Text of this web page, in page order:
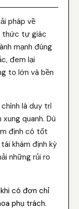
pháp về
thức tự giác
mạnh đúng
đem lại
to lớn và bền
là duy trì
quanh. Dù
định có tốt
khám định kỳ
những rủi ro
có đơn chỉ
phụ trách.